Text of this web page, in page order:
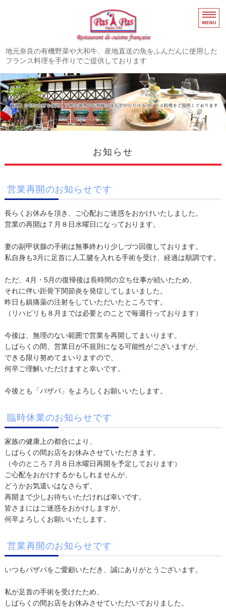
奈良市高の原のフ
地元奈良の有機野菜や大和牛、産地直送の魚をふんだんに使用した
フランス料理を手作りでご提供しております
ホーム
お知らせ
メニュー
お知らせ
営業再開のお知らせです
長らくお休みを頂き、ご心配おご迷惑をおかけいたしました。
営業の再開は７月８日水曜日になっております。
妻の副甲状腺の手術は無事終わり少しづつ回復しております。
私自身も3月に足首に人工腱を入れる手術を受け、経過は順調です。
ただ、4月・5月の復帰後は長時間の立ち仕事が続いたため、
それに伴い距骨下関節炎を発症してしまいました。
昨日も鎮痛薬の注射をしていただいたところです。
（リハビリも８月までは必要とのことで毎週行っております）
今後は、無理のない範囲で営業を再開してまいります。
しばらくの間、営業日が不規則になる可能性がございますが、
できる限り努めてまいりますので、
何卒ご理解いただけますと幸いです。
今後とも「パザパ」をよろしくお願いいたします。
臨時休業のお知らせです
家族の健康上の都合により、
しばらくの間お店をお休みさせていただきます。
（今のところ７月８日水曜日再開を予定しております）
ご心配をおかけするかもしれませんが、
どうかお気遣いはなさらず、
再開まで少しお待ちいただければ幸いです。
皆さまにはご迷惑をおかけしますが、
何卒よろしくお願いいたします。
営業再開のお知らせです
いつもパザパをご愛顧いただき、誠にありがとうございます。
私が足首の手術を受けたため、
しばらくの間お店をお休みさせていただいておりました。